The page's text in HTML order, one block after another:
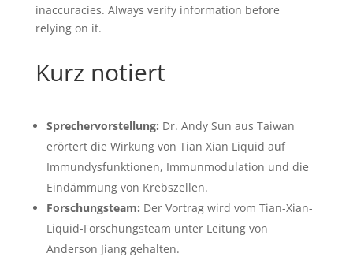
inaccuracies. Always verify information before
relying on it.
Kurz notiert
Sprechervorstellung: Dr. Andy Sun aus Taiwan
erörtert die Wirkung von Tian Xian Liquid auf
Immundysfunktionen, Immunmodulation und die
Eindämmung von Krebszellen.
Forschungsteam: Der Vortrag wird vom Tian-Xian-
Liquid-Forschungsteam unter Leitung von
Anderson Jiang gehalten.